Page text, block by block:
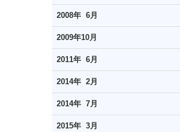
2008年 6月
2009年10月
2011年 6月
2014年 2月
2014年 7月
2015年 3月